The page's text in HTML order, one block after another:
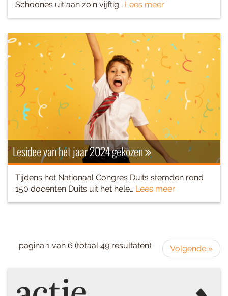
Schoones uit aan zo’n vijftig… Lees meer
Lesidee van het jaar 2024 gekozen
Tijdens het Nationaal Congres Duits stemden rond
150 docenten Duits uit het hele… Lees meer
pagina 1 van 6 (totaal 49 resultaten) Volgende »